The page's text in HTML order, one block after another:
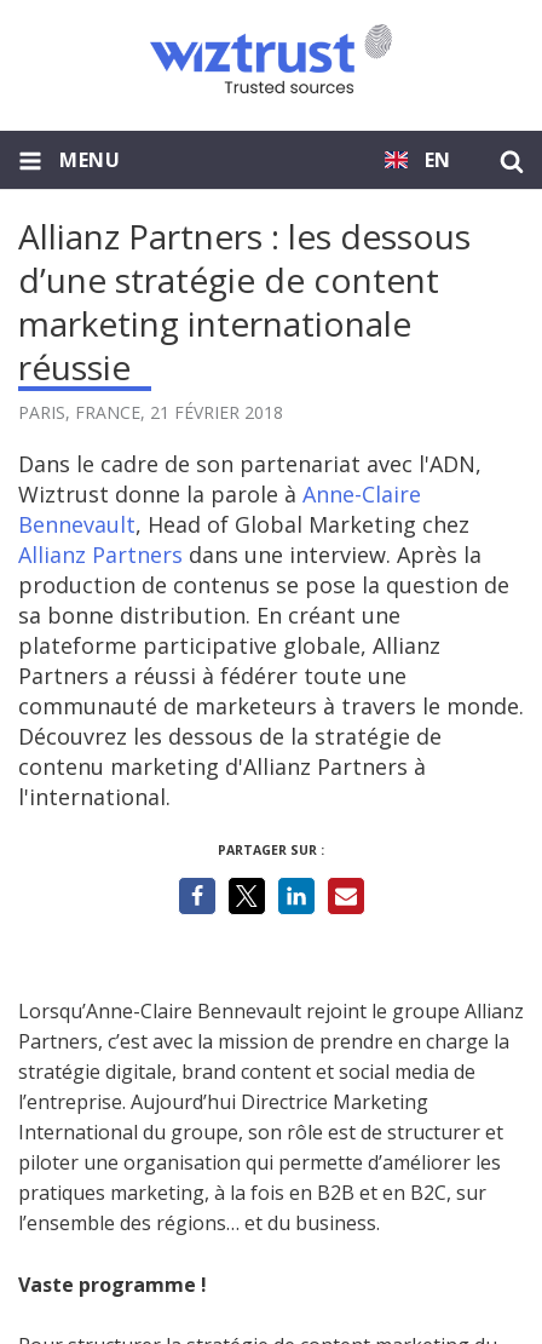
EN
MENU
Allianz Partners : les dessous
d’une stratégie de content
marketing internationale
réussie
PARIS, FRANCE, 21 FÉVRIER 2018
Dans le cadre de son partenariat avec l'ADN,
Wiztrust donne la parole à Anne-Claire
Bennevault, Head of Global Marketing chez
Allianz Partners dans une interview. Après la
production de contenus se pose la question de
sa bonne distribution. En créant une
plateforme participative globale, Allianz
Partners a réussi à fédérer toute une
communauté de marketeurs à travers le monde.
Découvrez les dessous de la stratégie de
contenu marketing d'Allianz Partners à
l'international.
PARTAGER SUR :
Lorsqu’Anne-Claire Bennevault rejoint le groupe Allianz
Partners, c’est avec la mission de prendre en charge la
stratégie digitale, brand content et social media de
l’entreprise. Aujourd’hui Directrice Marketing
International du groupe, son rôle est de structurer et
piloter une organisation qui permette d’améliorer les
pratiques marketing, à la fois en B2B et en B2C, sur
l’ensemble des régions… et du business.
Vaste programme !